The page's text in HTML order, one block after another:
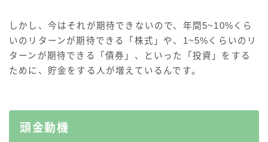
しかし、 今はそれが期待できないので、 年間5~10%くら
いのリターンが期待できる「株式」や、1~5%くらいのリ
ターンが期待できる「債券」 、といった 「投資」 をする
ために、貯金をする人が増えているんです。
頭金動機